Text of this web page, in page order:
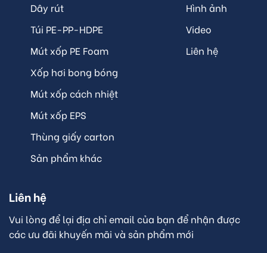
Dây rút
Túi PE-PP-HDPE
Mút xốp PE Foam
Xốp hơi bong bóng
Mút xốp cách nhiệt
Mút xốp EPS
Thùng giấy carton
Sản phẩm khác
Hình ảnh
Video
Liên hệ
Liên hệ
Vui lòng để lại địa chỉ email của bạn để nhận được
các ưu đãi khuyến mãi và sản phẩm mới